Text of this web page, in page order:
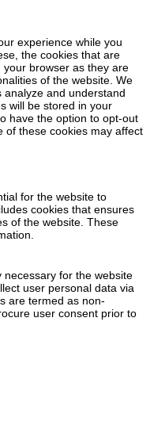
experience while you
the cookies that are
browser as they are
of the website. We
and understand
will be stored in your
have the option to opt-out
of these cookies may affect
for the website to
cookies that ensures
of the website. These
for the website
user personal data via
are termed as non-
user consent prior to